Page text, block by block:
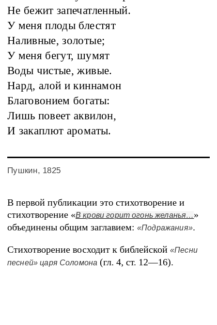
Не бежит запечатленный.
У меня плоды блестят
Наливные, золотые;
У меня бегут, шумят
Воды чистые, живые.
Нард, алой и киннамон
Благовонием богаты:
Лишь повеет аквилон,
И закаплют ароматы.
Пушкин, 1825
В первой публикации это стихотворение и
стихотворение «В крови горит огонь желанья…»
объединены общим заглавием: «Подражания».
Стихотворение восходит к библейской «Песни
песней» царя Соломона (гл. 4, ст. 12—16).